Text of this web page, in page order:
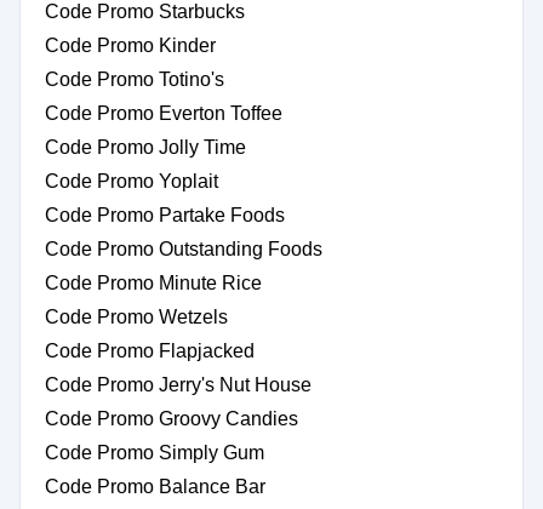
Code Promo Starbucks
Code Promo Kinder
Code Promo Totino's
Code Promo Everton Toffee
Code Promo Jolly Time
Code Promo Yoplait
Code Promo Partake Foods
Code Promo Outstanding Foods
Code Promo Minute Rice
Code Promo Wetzels
Code Promo Flapjacked
Code Promo Jerry's Nut House
Code Promo Groovy Candies
Code Promo Simply Gum
Code Promo Balance Bar